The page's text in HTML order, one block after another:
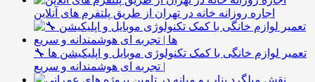
اجاره روزانه خانه در تهران از طریق پلتفرم های آنلاین
🔧 تعمیر لوازم خانگی با کمک تکنولوژی موبایل و اپلیکیشن ها
| تجربه ای هوشمندانه و سریع